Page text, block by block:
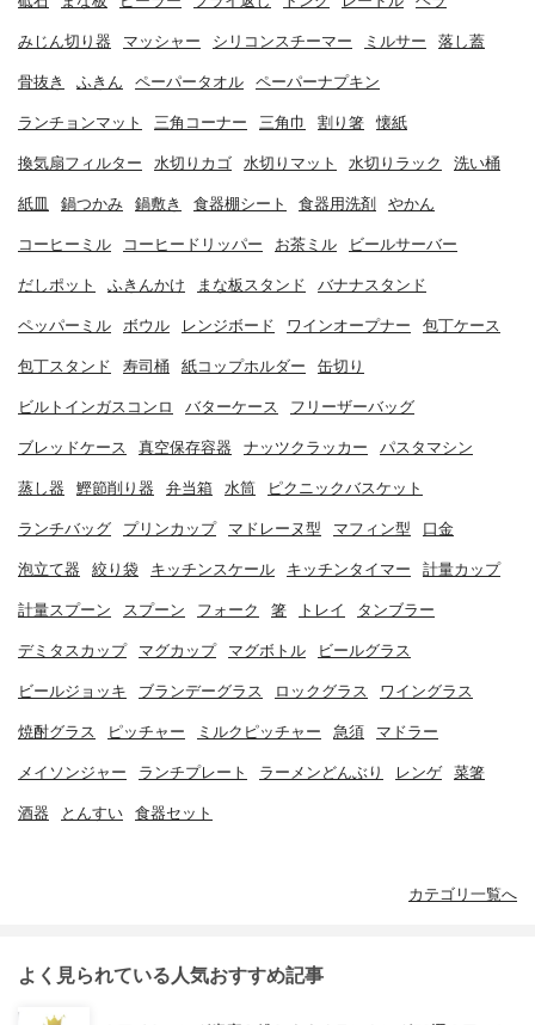
みじん切り器 マッシャー シリコンスチーマー ミルサー 落し蓋
骨抜き ふきん ペーパータオル ペーパーナプキン
ランチョンマット 三角コーナー 三角巾 割り箸 懐紙
換気扇フィルター 水切りカゴ 水切りマット 水切りラック 洗い桶
紙皿 鍋つかみ 鍋敷き 食器棚シート 食器用洗剤 やかん
コーヒーミル コーヒードリッパー お茶ミル ビールサーバー
だしポット ふきんかけ まな板スタンド バナナスタンド
ペッパーミル ボウル レンジボード ワインオープナー 包丁ケース
包丁スタンド 寿司桶 紙コップホルダー 缶切り
ビルトインガスコンロ バターケース フリーザーバッグ
ブレッドケース 真空保存容器 ナッツクラッカー パスタマシン
蒸し器 鰹節削り器 弁当箱 水筒 ピクニックバスケット
ランチバッグ プリンカップ マドレーヌ型 マフィン型 口金
泡立て器 絞り袋 キッチンスケール キッチンタイマー 計量カップ
計量スプーン スプーン フォーク 箸 トレイ タンブラー
デミタスカップ マグカップ マグボトル ビールグラス
ビールジョッキ ブランデーグラス ロックグラス ワイングラス
焼酎グラス ピッチャー ミルクピッチャー 急須 マドラー
メイソンジャー ランチプレート ラーメンどんぶり レンゲ 菜箸
酒器 とんすい 食器セット
カテゴリ一覧へ
よく見られている人気おすすめ記事